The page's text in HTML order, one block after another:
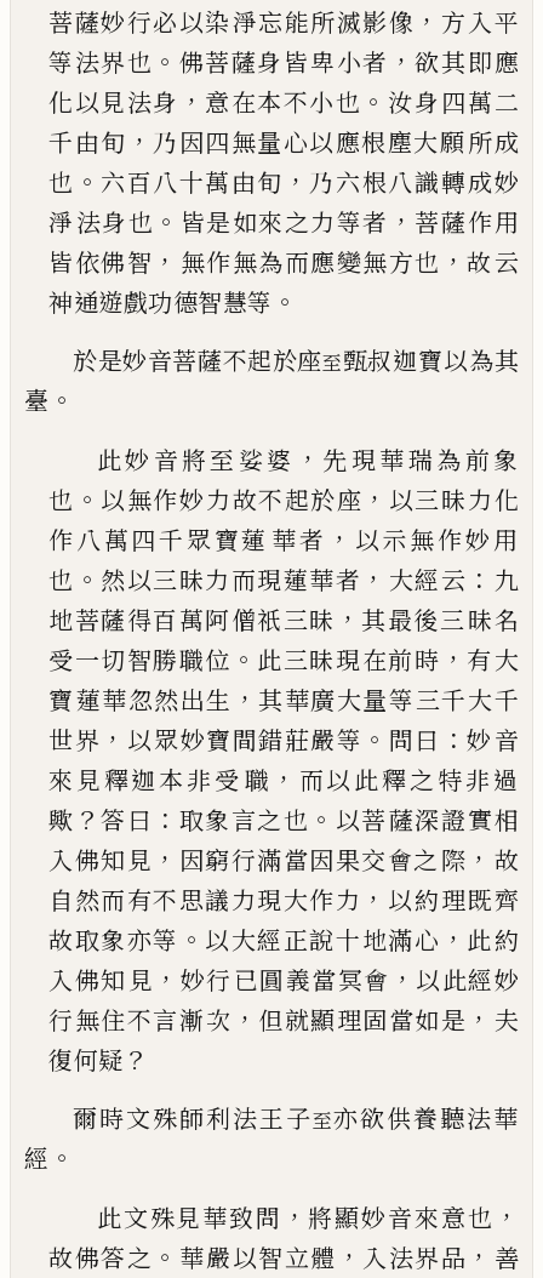
菩薩妙行必以染淨忘能所滅影像 ， 方入平
等法界也 。 佛菩薩身皆卑小者 ， 欲其即應
化以見法身 ， 意在本不小也 。 汝身四萬二
千由旬 ， 乃因四無量心以應根塵大願所成
也 。 六百八十萬由旬 ， 乃六根八識轉成妙
淨法身也 。 皆是如來之力等者 ， 菩薩作用
皆依佛智 ， 無作無為而應變無方也 ， 故云
神通遊戲功德智慧等 。
於是妙音菩薩不起於座至甄叔迦寶以為其
臺 。
此妙音將至娑婆 ， 先現華瑞為前象
也 。 以無作妙力故不起於座 ， 以三昧力化
作八萬四千眾寶蓮 華者 ， 以示無作妙用
也 。 然以三昧力而現蓮華者 ， 大經云 ： 九
地菩薩得百萬阿僧祇三昧 ， 其最後三昧名
受一切智勝職位 。 此三昧現在前時 ， 有大
寶蓮華忽然出生 ， 其華廣大量等三千大千
世界 ， 以眾妙寶間錯莊嚴等 。 問曰 ： 妙音
來見釋迦本非受職 ， 而以此釋之特非過
歟 ？ 答曰 ： 取象言之也 。 以菩薩深證實相
入佛知見 ， 因窮行滿當因果交會之際 ， 故
自然而有不思議力現大作力 ， 以約理既齊
故取象亦等 。 以大經正說十地滿心 ， 此約
入佛知 見 ， 妙行 已圓義當冥會 ， 以此經妙
行無住不言漸次 ， 但就顯理固當如是 ， 夫
復何疑 ？
爾時文殊師利法王子至亦欲供養聽法華
經 。
此文殊見華致問 ， 將顯妙音來意也 ，
故佛答之 。 華嚴以智立體 ， 入法界品 ， 善